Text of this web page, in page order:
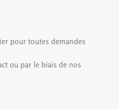
pour toutes demandes
ou par le biais de nos